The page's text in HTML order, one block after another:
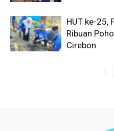
HUT ke-25,
Ribuan
Cirebon